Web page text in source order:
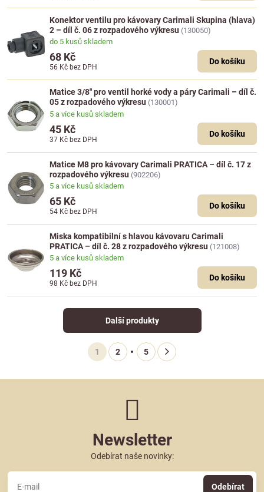
Konektor ventilu pro kávovary Carimali Skupina (hlava)
2 – díl č. 06 z rozpadového výkresu (130050)
do 5 kusů skladem
68 Kč
56 Kč bez DPH
Do košíku
Matice 3/8" pro ventil horké vody a páry Carimali – díl č.
05 z rozpadového výkresu (130001)
5 a více kusů skladem
45 Kč
37 Kč bez DPH
Do košíku
Matice M8 pro kávovary Carimali PRATICA – díl č. 17 z
rozpadového výkresu (902206)
5 a více kusů skladem
65 Kč
54 Kč bez DPH
Do košíku
Miska kompatibilní s hlavou kávovaru Carimali
PRATICA – díl č. 28 z rozpadového výkresu (121008)
5 a více kusů skladem
119 Kč
98 Kč bez DPH
Do košíku
Další produkty
1 2 5
Newsletter
Odebírat naše novinky:
Odebírat